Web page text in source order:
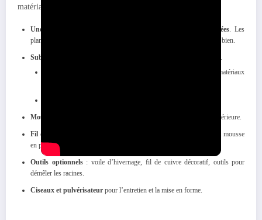
matériaux :
Une plante adaptée racines modérées. Les
plantes vertes, fougères ou certaines plantes fleuries conviennent très bien.
Substrat
.
Version classique : terreau, argile, sphaigne, sable ou matériaux
Mousse naturelle (vivante ou décorative) pour recouvrir la boule extérieure.
Fil de fixation
: coton, nylon ou fil métallique fin pour maintenir la mousse
en place.
Outils optionnels: voile d’hivernage, fil de cuivre décoratif, outils pour
démêler les racines.
Ciseaux et pulvérisateur pour l’entretien et la mise en forme.